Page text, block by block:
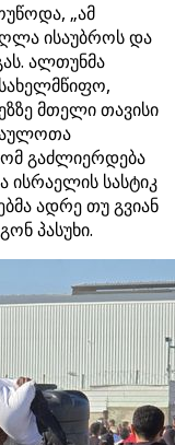
„ამ
ისაუბროს და
ალთუნმა
მთელი თავისი
გაძლიერდება
სასტიკ
ადრე თუ გვიან
პასუხი.